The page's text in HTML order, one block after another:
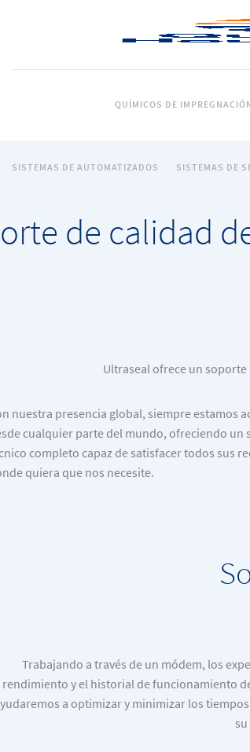
QUÍMICOS DE
SISTEMAS DE AUTOMATIZADOS SISTEMAS DE
de calidad
Ultraseal ofrece un
nuestra presencia global, siempre estamos
cualquier parte del mundo, ofreciendo un
completo capaz de satisfacer todos sus
quiera que nos necesite.
Trabajando a través de un módem, los
rendimiento y el historial de funcionamiento
a optimizar y minimizar los